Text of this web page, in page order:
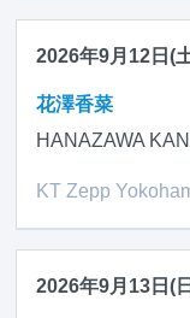
2026年9月12日(
花澤香菜
HANAZAWA
KT Zepp
2026年9月13日(